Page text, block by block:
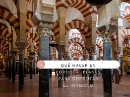
asistentes para darle un